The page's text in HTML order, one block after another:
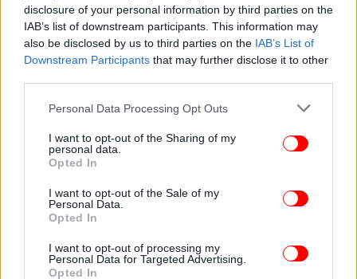
disclosure of your personal information by third parties on the
IAB’s list of downstream participants. This information may
also be disclosed by us to third parties on the IAB’s List of
Downstream Participants that may further disclose it to other
Please note that this website/app uses one or more Google
not limited to your visit or usage behaviour. You may click to
grant or deny consent to Google and its third-party tags to
use your data for below specified purposes in below Google
consent section.
Personal Data Processing Opt Outs
I want to opt-out of the Sharing of my
personal data.
Opted In
I want to opt-out of the Sale of my
Personal Data.
Opted In
I want to opt-out of processing my
Personal Data for Targeted Advertising.
Opted In
Θα χρηματοδοτηθεί το έργο με Ευρωπαϊκούς
πόρους και με ποιον τρόπο;
Μπορεί να ενταχθεί το έργο στα επείγοντα του
2025 από την Περιφέρεια Θεσσαλίας, δεδομένου
ότι οι Περιφέρειες αναλαμβάνουν πρωταγωνιστικό
ρόλο στην επιχορήγηση των έργων;